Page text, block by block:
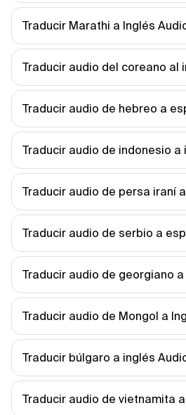
Traducir Marathi a Inglés
Traducir audio del coreano al
Traducir audio de hebreo a
Traducir audio de indonesio a
Traducir audio de persa iraní
Traducir audio de serbio a
Traducir audio de georgiano
Traducir audio de Mongol a
Traducir búlgaro a inglés
Traducir audio de vietnamita